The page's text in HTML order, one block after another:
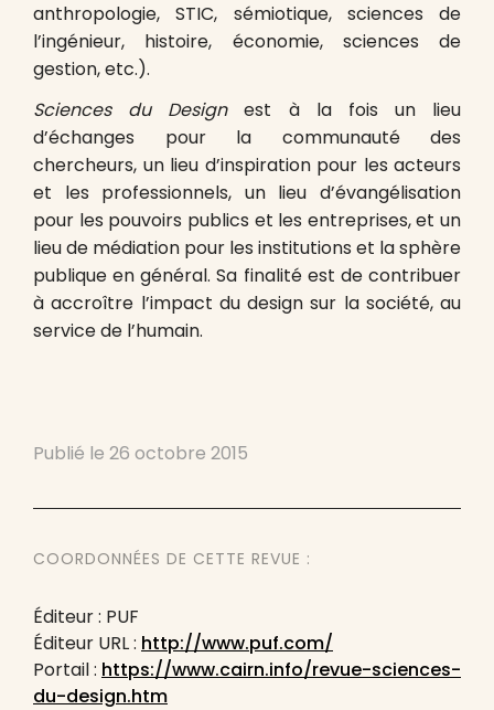
anthropologie, STIC, sémiotique, sciences de
l’ingénieur, histoire, économie, sciences de
gestion, etc.).
Sciences du Designest à la fois un lieu
d’échanges pour la communauté des
chercheurs, un lieu d’inspiration pour les acteurs
et les professionnels, un lieu d’évangélisation
pour les pouvoirs publics et les entreprises, et un
lieu de médiation pour les institutions et la sphère
publique en général. Sa finalité est de contribuer
à accroître l’impact du design sur la société, au
service de l’humain.
Publié le 26 octobre 2015
COORDONNÉES DE CETTE REVUE :
Éditeur : PUF
Éditeur URL : http://www.puf.com/
Portail : https://www.cairn.info/revue-sciences-
du-design.htm